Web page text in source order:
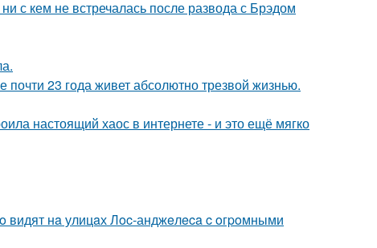
с кем не встречалась после развода с Брэдом
почти 23 года живет абсолютно трезвой жизнью.
настоящий хаос в интернете - и это ещё мягко
видят нa улицaх Лoc-анджeлeca c oгpoмными